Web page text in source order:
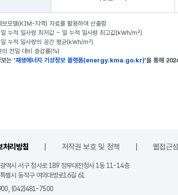
처리방침 저작권 보호 및 정책 웹접근
역시 서구 청사로 189 정부대전청사 1동 11-14층
별시 동작구 여의대방로16길 61
(042)481-7500